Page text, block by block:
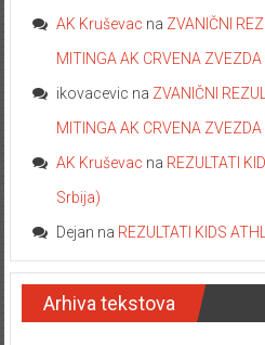
AK Kruševac na ZVANIČNI
MITINGA AK CRVENA ZVEZDA
ikovacevic na ZVANIČNI
MITINGA AK CRVENA ZVEZDA
AK Kruševac na REZULTATI
Srbija)
Dejan na REZULTATI KIDS
Arhiva tekstova